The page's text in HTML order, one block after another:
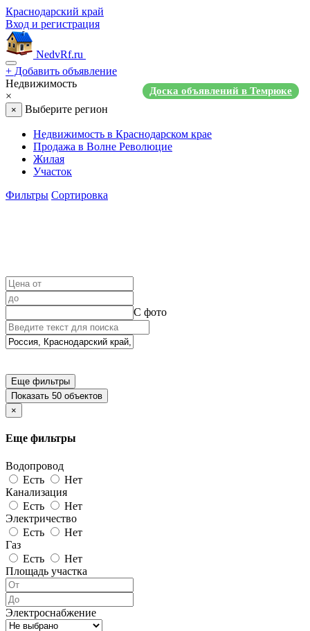
Краснодарский край
Вход и регистрация
NedvRf.ru
+ Добавить объявление
Доска объявлений в Темрюке
Недвижимость
×
× Выберите регион
Недвижимость в Краснодарском крае
Продажа в Волне Революцие
Жилая
Участок
Фильтры Сортировка
С фото
Еще фильтры
Показать 50 объектов
×
Еще фильтры
Водопровод
Есть
Нет
Канализация
Есть
Нет
Электричество
Есть
Нет
Газ
Есть
Нет
Площадь участка
Электроснабжение